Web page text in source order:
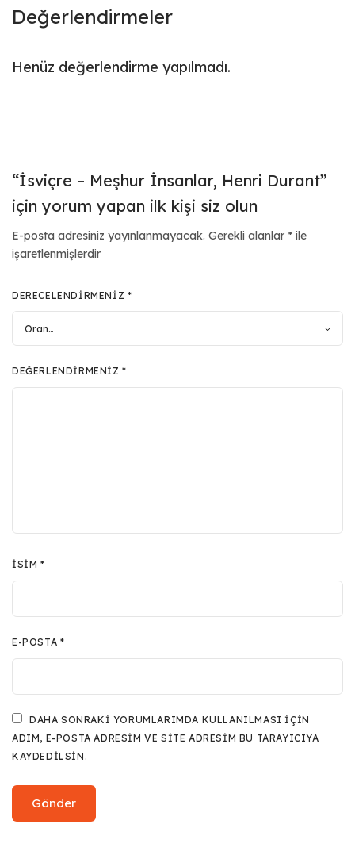
Değerlendirmeler
Henüz değerlendirme yapılmadı.
“İsviçre – Meşhur İnsanlar, Henri Durant”
için yorum yapan ilk kişi siz olun
E-posta adresiniz yayınlanmayacak. Gerekli alanlar * ile
işaretlenmişlerdir
DERECELENDIRMENIZ *
DEĞERLENDIRMENIZ*
İSIM*
E-POSTA *
DAHA SONRAKI YORUMLARIMDA KULLANILMASI IÇIN
ADIM, E-POSTA ADRESIM VE SITE ADRESIM BU TARAYICIYA
KAYDEDILSIN.